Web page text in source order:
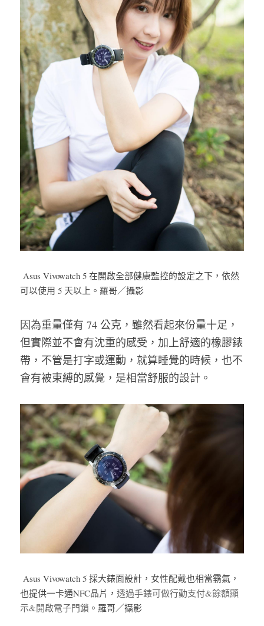
Asus Vivowatch 5 在開啟全部健康監控的設定之下，依然
可以使用 5 天以上。羅哥／攝影
因為重量僅有 74 公克，雖然看起來份量十足，
但實際並不會有沈重的感受，加上舒適的橡膠錶
帶，不管是打字或運動，就算睡覺的時候，也不
會有被束縛的感覺，是相當舒服的設計。
Asus Vivowatch 5 採大錶面設計，女性配戴也相當霸氣，
也提供一卡通NFC晶片， 透過手錶可做行動支付&餘額顯
示&開啟電子門鎖 。羅哥／攝影